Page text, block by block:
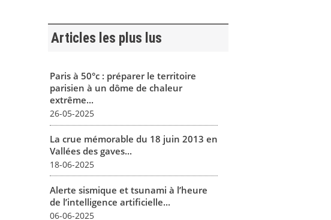
Articles les plus lus
Paris à 50°c : préparer le territoire
parisien à un dôme de chaleur
extrême...
26-05-2025
La crue mémorable du 18 juin 2013 en
Vallées des gaves...
18-06-2025
Alerte sismique et tsunami à l’heure
de l’intelligence artificielle...
06-06-2025